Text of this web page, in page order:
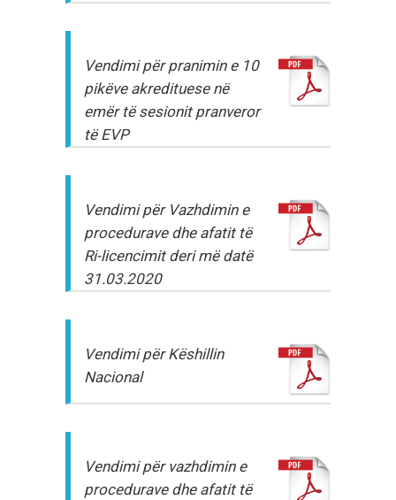
Vendimi për pranimin e 10
pikëve akredituese në
emër të sesionit pranveror
të EVP
Vendimi për Vazhdimin e
procedurave dhe afatit të
Ri-licencimit deri më datë
31.03.2020
Vendimi për Këshillin
Nacional
Vendimi për vazhdimin e
procedurave dhe afatit të